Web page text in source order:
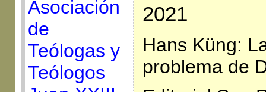
Asociación
de
Teólogas y
Teólogos
2021
Hans Küng:
problema de